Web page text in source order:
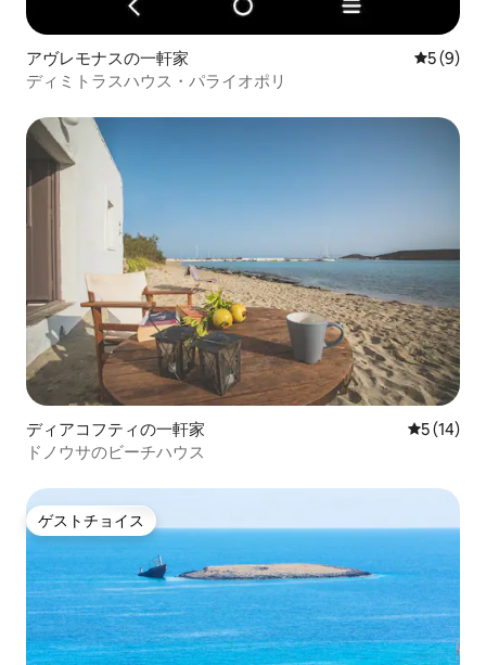
アヴレモナスの一軒家 レビュー
5 (9)
ディミトラスハウス・パライオポリ
ディアコフティの一軒家 レビュー
5 (14)
ドノウサのビーチハウス
ゲストチョイス
ゲストチョイス